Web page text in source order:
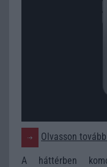
Olvasson
A háttérben